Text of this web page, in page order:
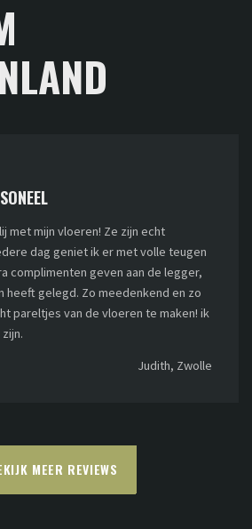
met mijn vloeren! Ze zijn echt
dag geniet ik er met volle teugen
complimenten geven aan de legger,
heeft gelegd. Zo meedenkend en zo
pareltjes van de vloeren te maken! ik
Judith, Zwolle
MEER REVIEWS